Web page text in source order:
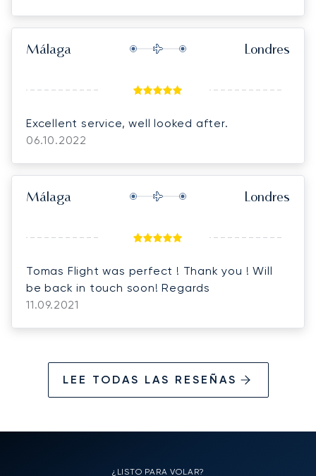
Málaga Londres
Excellent service, well looked after.
06.10.2022
Málaga Londres
Tomas Flight was perfect ! Thank you ! Will
be back in touch soon! Regards
11.09.2021
LEE TODAS LAS RESEÑAS
¿LISTO PARA VOLAR?